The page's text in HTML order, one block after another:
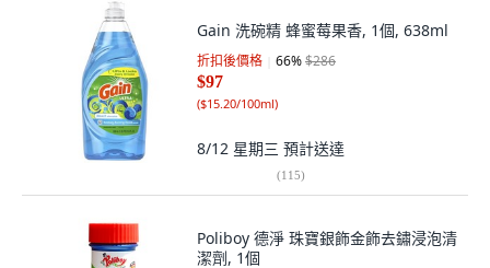
Gain 洗碗精 蜂蜜莓果香, 1個, 638ml
折扣後價格 66%$286
$97
($15.20/100ml)
8/12 星期三 預計送達
(115)
Poliboy 德淨 珠寶銀飾金飾去鏽浸泡清
潔劑, 1個